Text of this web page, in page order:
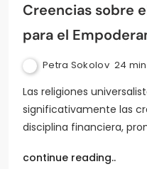
Creencias sobre
para el
Petra Sokolov 24
Las religiones
significativamente las
disciplina financiera,
continue reading..